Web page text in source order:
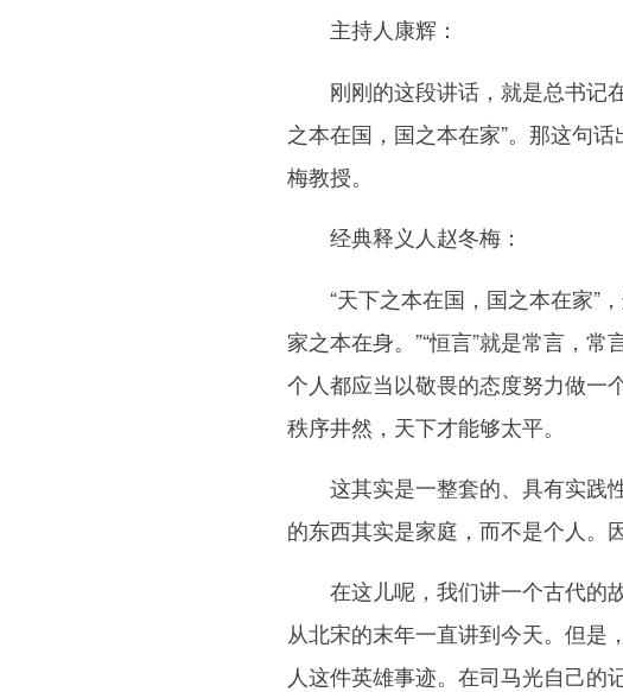
主持人康辉：
刚刚的这段讲话，就是总书记在
之本在国，国之本在家”。那这句
梅教授。
经典释义人赵冬梅：
“天下之本在国，国之本在家”，
家之本在身。”“恒言”就是常言，
个人都应当以敬畏的态度努力做一
秩序井然，天下才能够太平。
这其实是一整套的、具有实践性
的东西其实是家庭，而不是个人。
在这儿呢，我们讲一个古代的故
从北宋的末年一直讲到今天。但是
人这件英雄事迹。在司马光自己